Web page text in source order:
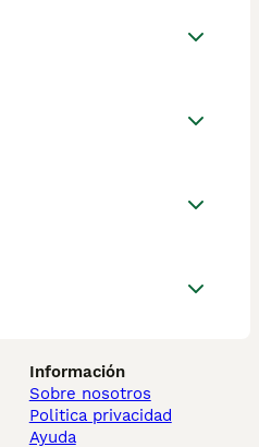
Información
Sobre nosotros
Politica privacidad
Ayuda